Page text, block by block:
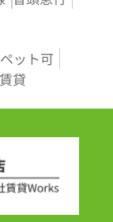
ペット可
貸